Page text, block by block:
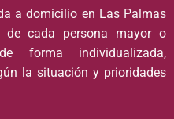
a domicilio en Las Palmas
de cada persona mayor o
forma individualizada,
la situación y prioridades